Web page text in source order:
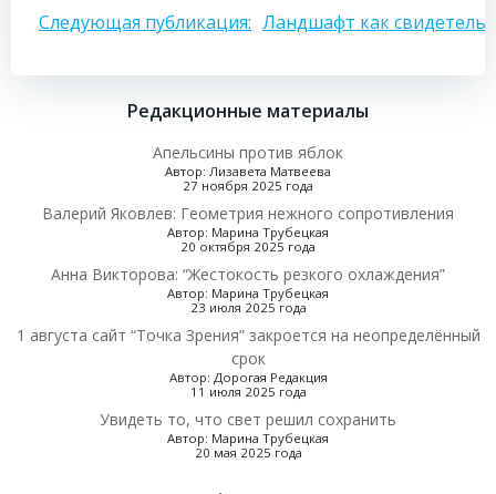
Навигация
по
записям
Следующая публикация: Ландшафт как свидетель
Редакционные материалы
Апельсины против яблок
Автор: Лизавета Матвеева
27 ноября 2025 года
Валерий Яковлев: Геометрия нежного сопротивления
Автор: Марина Трубецкая
20 октября 2025 года
Анна Викторова: “Жестокость резкого охлаждения”
Автор: Марина Трубецкая
23 июля 2025 года
1 августа сайт “Точка Зрения” закроется на неопределённый
срок
Автор: Дорогая Редакция
11 июля 2025 года
Увидеть то, что свет решил сохранить
Автор: Марина Трубецкая
20 мая 2025 года